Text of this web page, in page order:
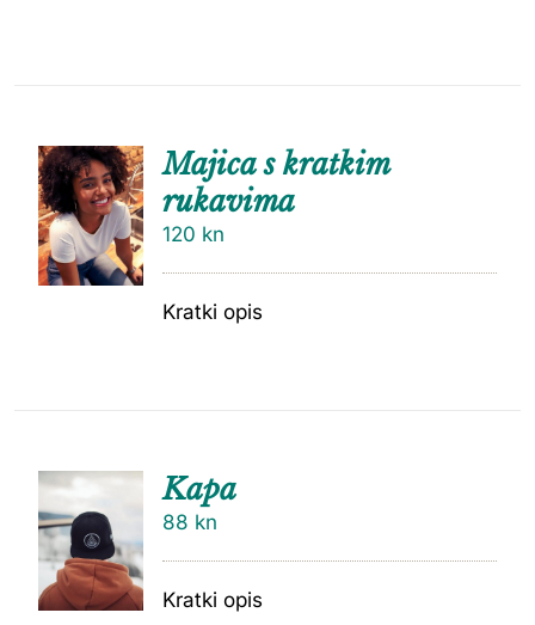
DODAJ
U
CU
Majica s kratkim
rukavima
120 kn
Kratki opis
Kapa
88 kn
Kratki opis